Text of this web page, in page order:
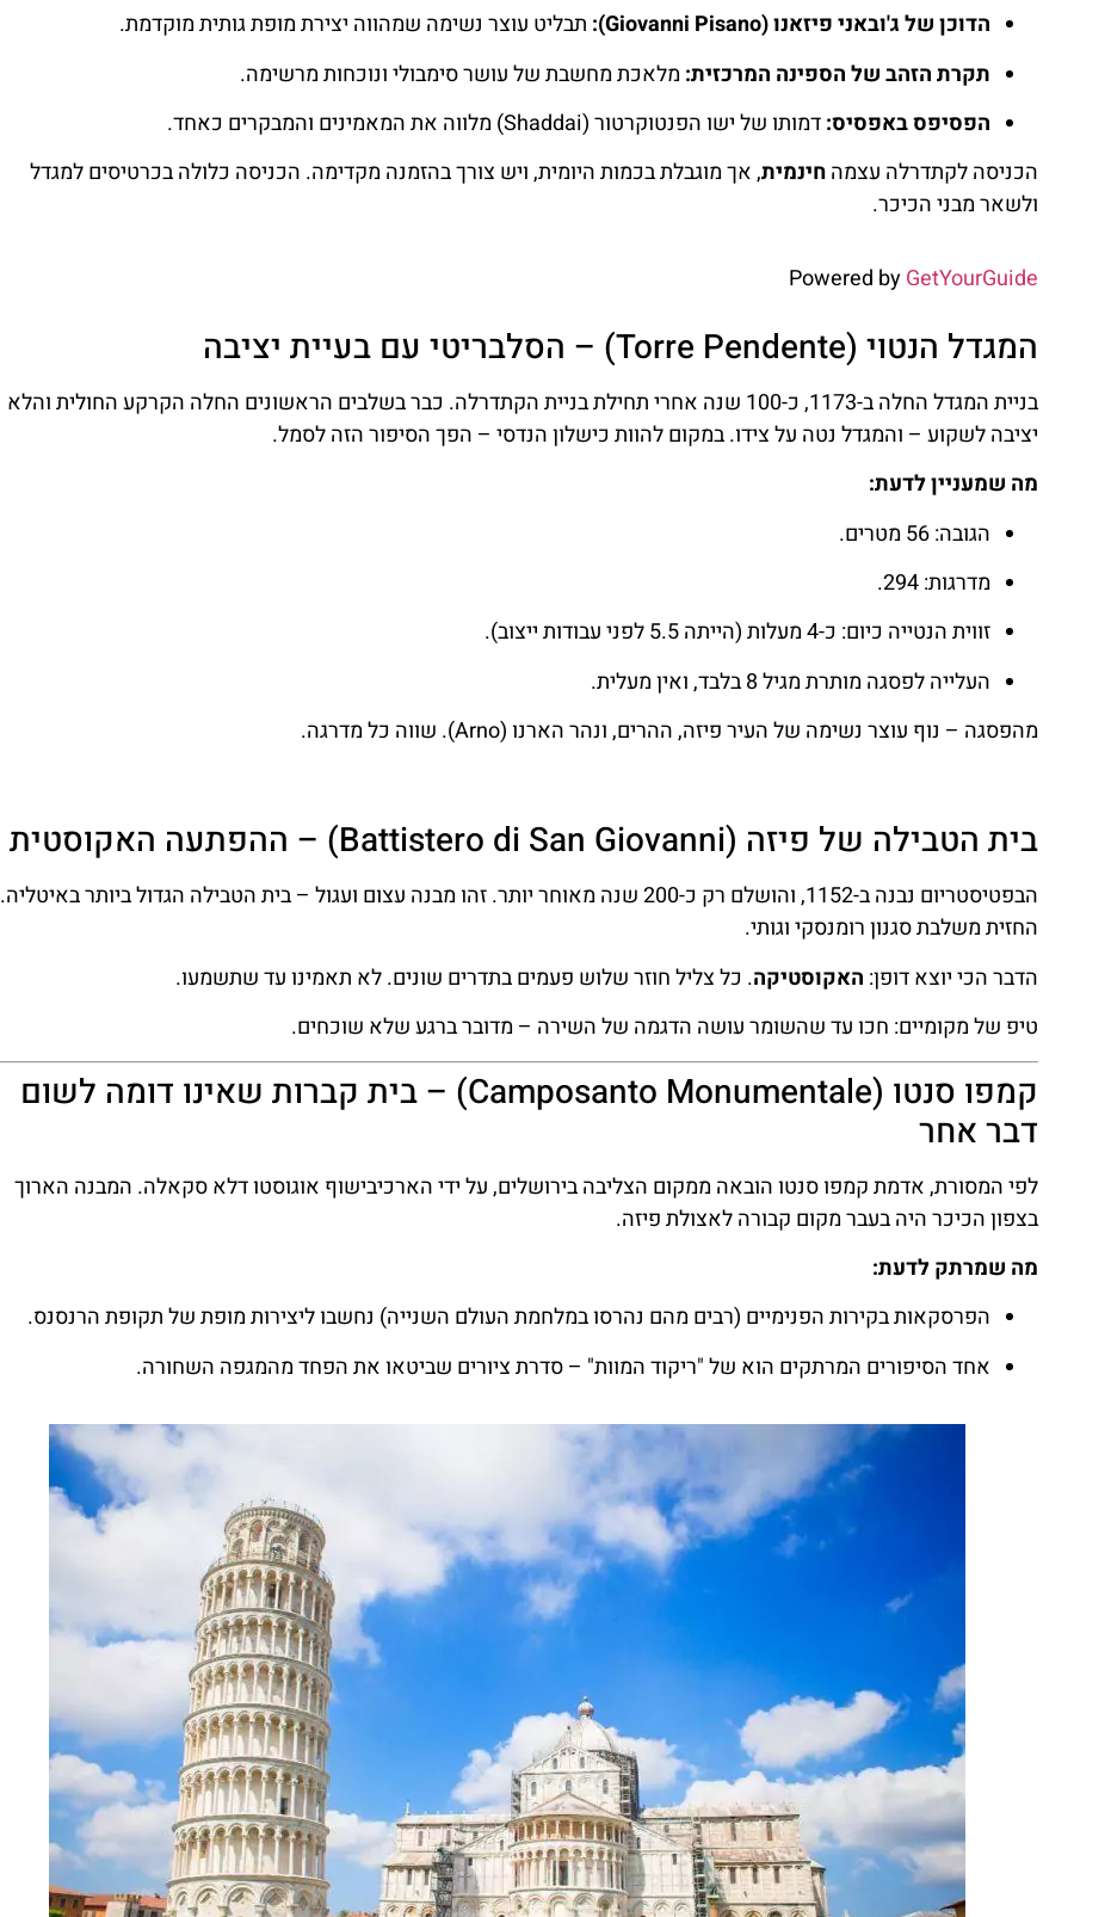
הדוכן של ג'ובאני פיזאנו (Giovanni Pisano):
תבליט עוצר נשימה שמהווה יצירת מופת גותית מוקדמת.
תקרת הזהב של הספינה המרכזית: מלאכת מחשבת של עושר סימבולי ונוכחות מרשימה.
הפסיפס באפסיס:דמותו של ישו הפנטוקרטור (Shaddai) מלווה את המאמינים והמבקרים כאחד.
הכניסה לקתדרלה עצמהחינמית, אך מוגבלת בכמות היומית, ויש צורך בהזמנה מקדימה. הכניסה כלולה בכרטיסים למגדל
ולשאר מבני הכיכר.
Powered byGetYourGuide
המגדל הנטוי (Torre Pendente) – הסלבריטי עם בעיית יציבה
בניית המגדל החלה ב-1173, כ-100 שנה אחרי תחילת בניית הקתדרלה. כבר בשלבים הראשונים החלה הקרקע החולית והלא
יציבה לשקוע – והמגדל נטה על צידו. במקום להוות כישלון הנדסי – הפך הסיפור הזה לסמל.
מה שמעניין לדעת:
הגובה: 56 מטרים.
מדרגות: 294.
זווית הנטייה כיום: כ-4 מעלות (הייתה 5.5 לפני עבודות ייצוב).
העלייה לפסגה מותרת מגיל 8 בלבד, ואין מעלית.
מהפסגה – נוף עוצר נשימה של העיר פיזה, ההרים, ונהר הארנו (Arno). שווה כל מדרגה.
בית הטבילה של פיזה (Battistero di San Giovanni) – ההפתעה האקוסטית
הבפטיסטריום נבנה ב-1152, והושלם רק כ-200 שנה מאוחר יותר. זהו מבנה עצום ועגול – בית הטבילה הגדול ביותר באיטליה.
החזית משלבת סגנון רומנסקי וגותי.
הדבר הכי יוצא דופן: האקוסטיקה. כל צליל חוזר שלוש פעמים בתדרים שונים. לא תאמינו עד שתשמעו.
טיפ של מקומיים: חכו עד שהשומר עושה הדגמה של השירה – מדובר ברגע שלא שוכחים.
קמפו סנטו (Camposanto Monumentale) – בית קברות שאינו דומה לשום
דבר אחר
לפי המסורת, אדמת קמפו סנטו הובאה ממקום הצליבה בירושלים, על ידי הארכיבישוף אוגוסטו דלא סקאלה. המבנה הארוך
בצפון הכיכר היה בעבר מקום קבורה לאצולת פיזה.
מה שמרתק לדעת:
הפרסקאות בקירות הפנימיים (רבים מהם נהרסו במלחמת העולם השנייה) נחשבו ליצירות מופת של תקופת הרנסנס.
אחד הסיפורים המרתקים הוא של "ריקוד המוות" – סדרת ציורים שביטאו את הפחד מהמגפה השחורה.